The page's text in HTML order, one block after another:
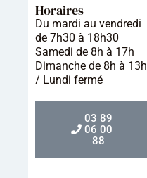
Horaires
Du mardi au vendredi
de 7h30 à 18h30
Samedi de 8h à 17h
Dimanche de 8h à 13h
/ Lundi fermé
03 89
06 00
88